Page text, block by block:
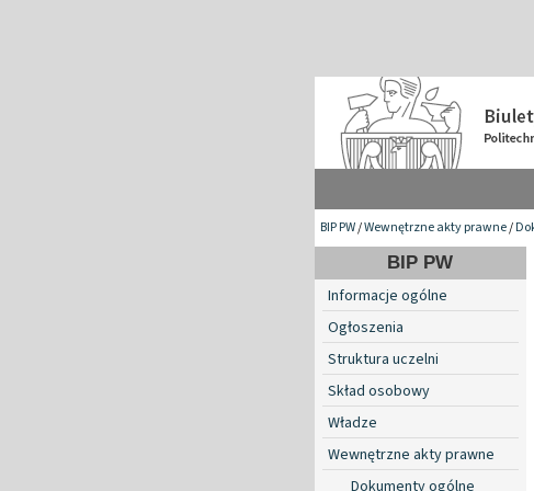
BIP PW/Wewnętrzne akty prawne/
BIP PW
Informacje ogólne
Ogłoszenia
Struktura uczelni
Skład osobowy
Władze
Wewnętrzne akty prawne
Dokumenty ogólne